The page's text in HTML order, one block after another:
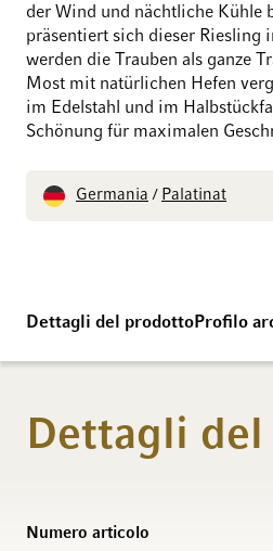
der Wind und nächtliche Kühle
präsentiert sich dieser Riesling
werden die Trauben als ganze
Most mit natürlichen Hefen
im Edelstahl und im
Schönung für maximalen
Germania / Palatinat
Dettagli del prodottoProfilo
Dettagli
Numero articolo